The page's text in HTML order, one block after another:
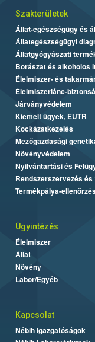
Szakterületek
Állat-egészségügy és
Állategészségügyi
Állatgyógyászati
Borászat és alkoholos
Élelmiszer- és
Élelmiszerlánc-
Járványvédelem
Kiemelt ügyek, EUTR
Kockázatkezelés
Mezőgazdasági
Növényvédelem
Nyilvántartási és
Rendszerszervezés
Termékpálya-
Ügyintézés
Élelmiszer
Állat
Növény
Labor/Egyéb
Kapcsolat
Nébih Igazgatóságok